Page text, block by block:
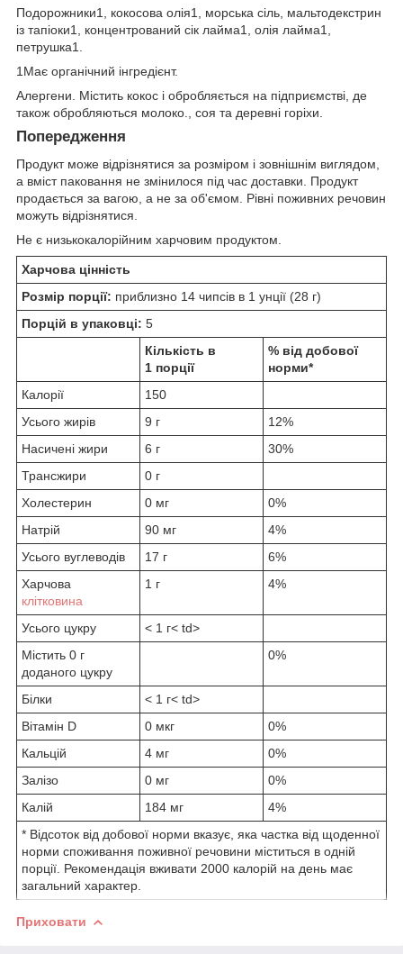
Подорожники1 , кокосова олія1
, морська сіль, мальтодекстрин
із тапіоки1 , концентрований сік лайма1 , олія лайма1
петрушка1
1 Має органічний інгредієнт.
Алергени. Містить кокос і обробляється на підприємстві, де
також обробляються молоко., соя та деревні горіхи.
Попередження
Продукт може відрізнятися за розміром і зовнішнім виглядом,
а вміст паковання не змінилося під час доставки. Продукт
продається за вагою, а не за об'ємом. Рівні поживних речовин
можуть відрізнятися.
Не є низькокалорійним харчовим продуктом.
Харчова цінність
Розмір порції: приблизно 14 чипсів в 1 унції (28 г)
Порцій в упаковці: 5
Кількість в
1 порції
% від добової
норми*
Калорії
150
Усього жирів
9 г
12%
Насичені жири
6 г
30%
Трансжири
0 г
Холестерин
0 мг
0%
Натрій
90 мг
4%
Усього вуглеводів
17 г
6%
Харчова
клітковина
1 г 4%
Усього цукру
< 1 г< td>
Містить 0 г
доданого цукру
0%
Білки
< 1 г< td>
Вітамін D
0 мкг
0%
Кальцій
4 мг
0%
Залізо
0 мг
0%
Калій
184 мг
4%
* Відсоток від добової норми вказує, яка частка від щоденної
норми споживання поживної речовини міститься в одній
порції. Рекомендація вживати 2000 калорій на день має
загальний характер.
Приховати